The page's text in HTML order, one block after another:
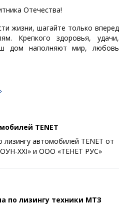
Отечества!
жизни, шагайте только вперед
Крепкого здоровья, удачи,
дом наполняют мир, любовь
TENET
автомобилей TENET от
XXI» и ООО «ТЕНЕТ РУС»
по лизингу техники МТЗ